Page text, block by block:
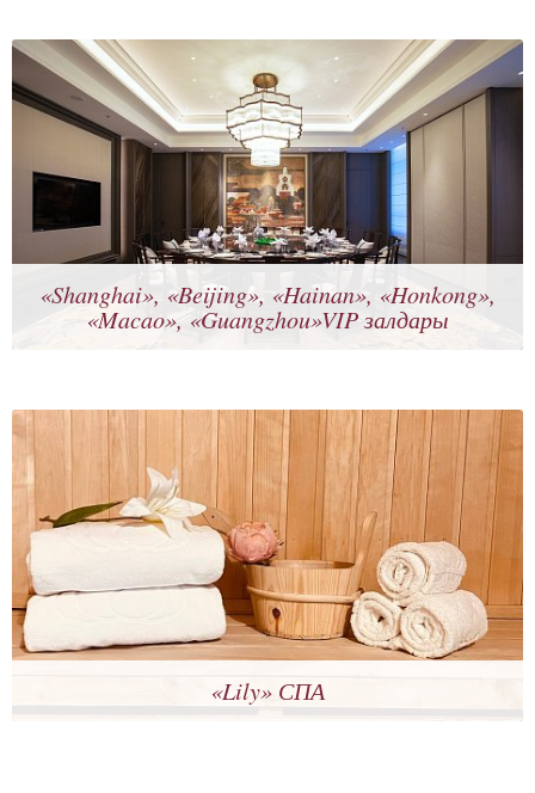
«Shanghai», «Beijing», «Hainan», «Honkong»,
«Macao», «Guangzhou»VIP залдары
«Lily» СПА